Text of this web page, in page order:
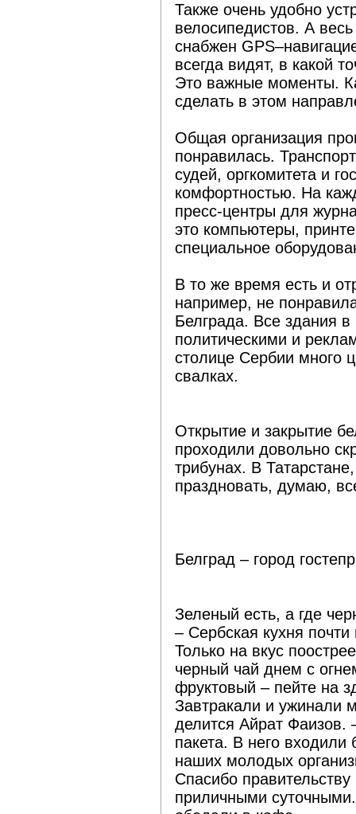
Также очень удобно
велосипедистов. А
снабжен
всегда видят, в какой
Это важные моменты.
сделать в этом
Общая организация
понравилась.
судей, оргкомитета и
комфортностью. На
пресс-центры для
это компьютеры,
специальное
В то же время есть и
например, не
Белграда. Все здания
политическими и
столице Сербии много
свалках.
Открытие и закрытие
проходили довольно
трибунах. В
праздновать, думаю,
Белград – город
Зеленый есть, а где
– Сербская кухня
Только на вкус
черный чай днем с
фруктовый – пейте на
Завтракали и ужинали
делится Айрат
пакета. В него входили
наших молодых
Спасибо
приличными